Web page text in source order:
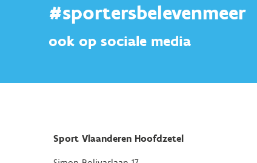
#sportersbelevenmeer
ook op sociale media
Sport Vlaanderen Hoofdzetel